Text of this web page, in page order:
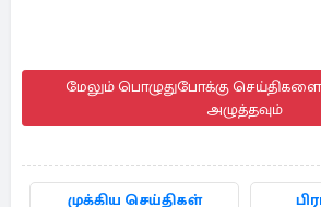
மேலும் பொழுதுபோக்கு
அழுத்தவும்
முக்கிய செய்திகள்